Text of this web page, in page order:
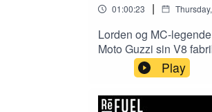
01:00:23 |
Lorden og MC-
Moto Guzzi sin V8
Play